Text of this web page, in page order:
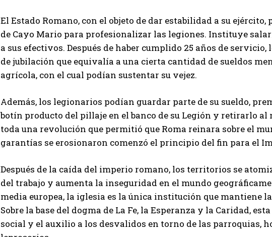
El Estado Romano, con el objeto de dar estabilidad a su ejército,
de Cayo Mario para profesionalizar las legiones. Instituye
a sus efectivos. Después de haber cumplido 25 años de
de jubilación que equivalía a una cierta cantidad de sueldos
agrícola, con el cual podían sustentar su vejez.
Además, los legionarios podían guardar parte de su sueldo,
botín producto del pillaje en el banco de su Legión y retirarlo al
toda una revolución que permitió que Roma reinara sobre el
garantías se erosionaron comenzó el principio del fin para el
Después de la caída del imperio romano, los territorios se
del trabajo y aumenta la inseguridad en el mundo
media europea, la iglesia es la única institución que mantiene
Sobre la base del dogma de La Fe, la Esperanza y la Caridad,
social y el auxilio a los desvalidos en torno de las parroquias,